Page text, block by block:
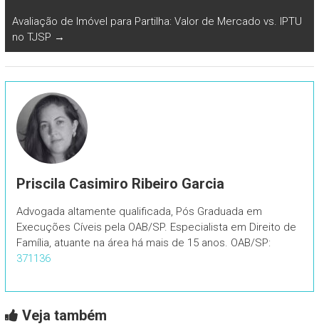
Avaliação de Imóvel para Partilha: Valor de Mercado vs. IPTU
no TJSP →
Priscila Casimiro Ribeiro Garcia
Advogada altamente qualificada, Pós Graduada em
Execuções Cíveis pela OAB/SP. Especialista em Direito de
Família, atuante na área há mais de 15 anos. OAB/SP:
371136
Veja também